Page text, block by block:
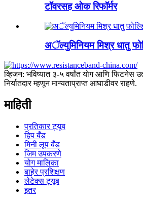
टॉवरसह ओक रिफॉर्मर
अॅल्युमिनियम मिश्र धातु
व्हिजन: भविष्यात ३-५ वर्षांत योग आणि फिटनेस
निर्यातदार म्हणून मान्यताप्राप्त आघाडीवर राहणे.
माहिती
प्रतिकार ट्यूब
हिप बँड
मिनी लूप बँड
जिम उपकरणे
योग मालिका
बाहेर प्रशिक्षण
लेटेक्स ट्यूब
इतर